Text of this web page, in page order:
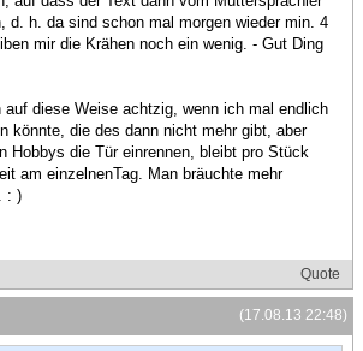
d. h. da sind schon mal morgen wieder min. 4
mir die Krähen noch ein wenig. - Gut Ding
diese Weise achtzig, wenn ich mal endlich
könnte, die des dann nicht mehr gibt, aber
Hobbys die Tür einrennen, bleibt pro Stück
am einzelnenTag. Man bräuchte mehr
: )
Quote
(17.08.13 22:48)